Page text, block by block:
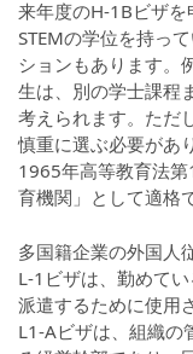
来年度のH-1Bビザを
STEMの学位を持っ
ションもあります。
生は、別の学士課程
考えられます。ただ
慎重に選ぶ必要があ
1965年高等教育法
育機関」として適格
多国籍企業の外国人
L-1ビザは、勤めて
派遣するために使用
L1-Aビザは、組織の